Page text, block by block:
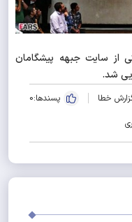
از سایت جبهه پیشگامان
شد.
خطا پسندها:0